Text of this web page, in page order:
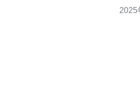
效防范各种网络攻击。
24小
2025